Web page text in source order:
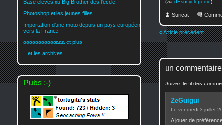
(via dEsncyclopedie)
Suricat
« Article précédent
un commentaire
Suivez le fil des
ZeGuigui
Le vendredi 3 juillet
A jouer de
Base élèves ou Big Brother dès l'école
Photoshop et les jeunes filles
Importation d'une moto depuis un pays européen
vers la France
aaaaaaaaaaaaaa et plus
...et les archives...
Pubs :-)